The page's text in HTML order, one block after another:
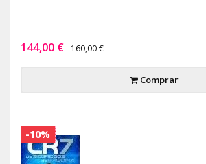
144,00 € 160,00 €
Comprar
-10%